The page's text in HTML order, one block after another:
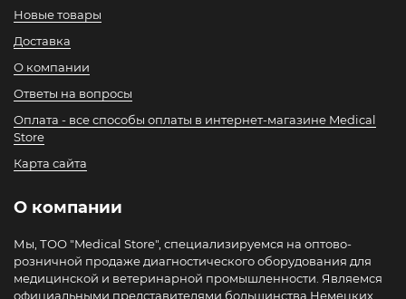
Новые товары
Доставка
О компании
Ответы на вопросы
Оплата - все способы оплаты в интернет-магазине Medical
Store
Карта сайта
О компании
Мы, ТОО "Medical Store", специализируемся на оптово-
розничной продаже диагностического оборудования для
медицинской и ветеринарной промышленности. Являемся
официальными представителями большинства Немецких,